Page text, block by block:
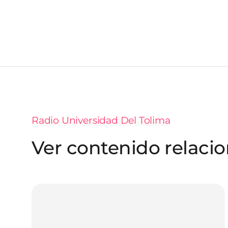
Radio Universidad Del Tolima
Ver contenido